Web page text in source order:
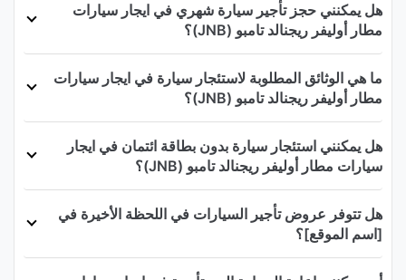
هل يمكنني حجز تأجير سيارة شهري في ايجار سيارات
مطار أوليفر ريجنالد تامبو (JNB)؟
ما هي الوثائق المطلوبة لاستئجار سيارة في ايجار سيارات
مطار أوليفر ريجنالد تامبو (JNB)؟
هل يمكنني استئجار سيارة بدون بطاقة ائتمان في ايجار
سيارات مطار أوليفر ريجنالد تامبو (JNB)؟
هل تتوفر عروض تأجير السيارات في اللحظة الأخيرة في
[اسم الموقع]؟